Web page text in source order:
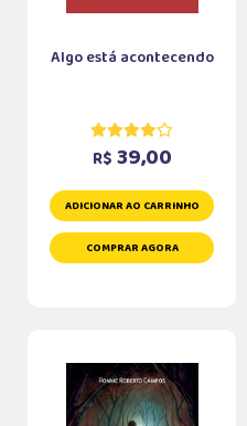
Algo está acontecendo
R$ 39,00
ADICIONAR AO CARRINHO
COMPRAR AGORA